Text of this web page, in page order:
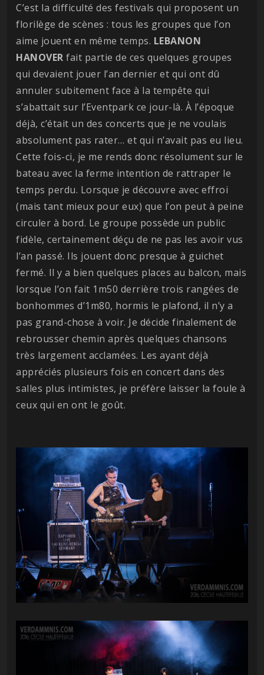
C’est la difficulté des festivals qui proposent un
florilège de scènes : tous les groupes que l’on
aime jouent en même temps. LEBANON
HANOVER fait partie de ces quelques groupes
qui devaient jouer l’an dernier et qui ont dû
annuler subitement face à la tempête qui
s’abattait sur l’Eventpark ce jour-là. À l’époque
déjà, c’était un des concerts que je ne voulais
absolument pas rater… et qui n’avait pas eu lieu.
Cette fois-ci, je me rends donc résolument sur le
bateau avec la ferme intention de rattraper le
temps perdu. Lorsque je découvre avec effroi
(mais tant mieux pour eux) que l’on peut à peine
circuler à bord. Le groupe possède un public
fidèle, certainement déçu de ne pas les avoir vus
l’an passé. Ils jouent donc presque à guichet
fermé. Il y a bien quelques places au balcon, mais
lorsque l’on fait 1m50 derrière trois rangées de
bonhommes d’1m80, hormis le plafond, il n’y a
pas grand-chose à voir. Je décide finalement de
rebrousser chemin après quelques chansons
très largement acclamées. Les ayant déjà
appréciés plusieurs fois en concert dans des
salles plus intimistes, je préfère laisser la foule à
ceux qui en ont le goût.